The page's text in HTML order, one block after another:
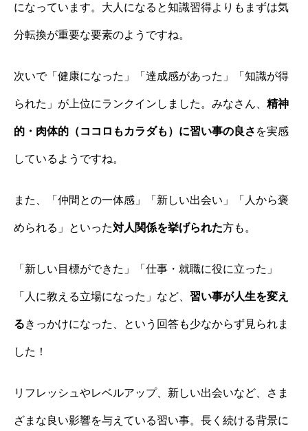
になっています。大人になると知識習得よりもまずは気
分転換が重要な要素のようですね。
次いで「健康になった」「達成感があった」「知識が得
られた」が上位にランクインしました。みなさん、 精神
的・肉体的（ココロもカラダも）に習い事の良さ を実感
しているようですね。
また、「仲間との一体感」「新しい出会い」「人から褒
められる」といった対人関係を挙げられた方も。
「新しい目標ができた」「仕事・就職に役に立った」
「人に教える立場になった」など、 習い事が人生を変え
るきっかけになった、という回答も少なからず見られま
した！
リフレッシュやレベルアップ、新しい出会いなど、さま
ざまな良い影響を与えている習い事。長く続ける背景に